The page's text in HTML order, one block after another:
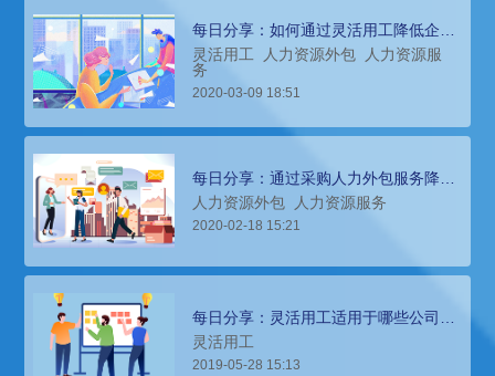
每日分享：如何通过灵活用工降低企业
成本？
灵活用工 人力资源外包
人力资源服
务
2020-03-09 18:51
每日分享：通过采购人力外包服务降本
增效，为何日渐重要？
人力资源外包 人力资源服务
2020-02-18 15:21
每日分享：灵活用工适用于哪些公司？
哪些岗位？
灵活用工
2019-05-28 15:13